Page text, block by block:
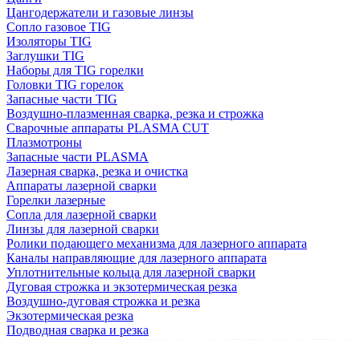
Цангодержатели и газовые линзы
Сопло газовое TIG
Изоляторы TIG
Заглушки TIG
Наборы для TIG горелки
Головки TIG горелок
Запасные части TIG
Воздушно-плазменная сварка, резка и строжка
Сварочные аппараты PLASMA CUT
Плазмотроны
Запасные части PLASMA
Лазерная сварка, резка и очистка
Аппараты лазерной сварки
Горелки лазерные
Сопла для лазерной сварки
Линзы для лазерной сварки
Ролики подающего механизма для лазерного аппарата
Каналы направляющие для лазерного аппарата
Уплотнительные кольца для лазерной сварки
Дуговая строжка и экзотермическая резка
Воздушно-дуговая строжка и резка
Экзотермическая резка
Подводная сварка и резка